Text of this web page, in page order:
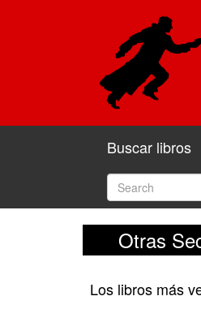
Buscar libros
Otras
Los libros más